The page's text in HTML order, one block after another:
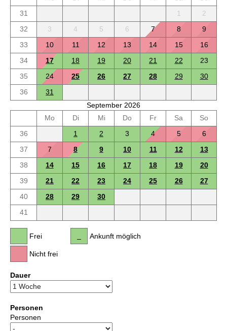
31
1
2
32
3 4 5 6 7 8
9
33
10 11 12 13 14 15
16
34
17 18 19 20 21 22
23
35
24 25 26 27 28 29
30
36
31
September 2026
Mo
Di Mi Do Fr Sa
So
36
1 2 3 4 5
6
37
7 8 9 10 11 12
13
38
14 15 16 17 18 19
20
39
21 22 23 24 25 26
27
40
28 29
30
41
Frei
Nicht frei
Ankunft möglich
Dauer
Personen
Personen